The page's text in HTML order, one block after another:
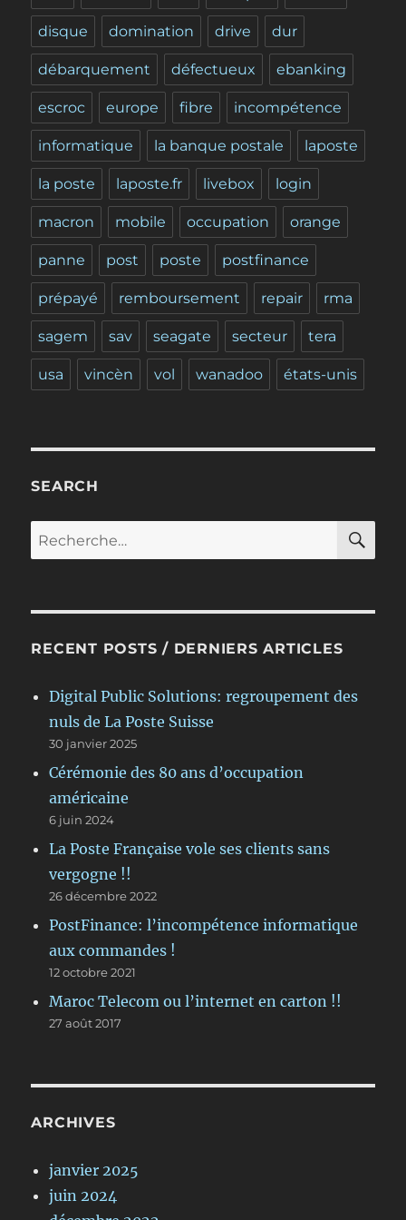
disque domination drive dur
débarquement défectueux ebanking
escroc europe fibre incompétence
informatique la banque postale laposte
la poste laposte.fr livebox login
macron mobile occupation orange
panne post poste postfinance
prépayé remboursement repair rma
sagem sav seagate secteur tera
usa vincèn vol wanadoo états-unis
SEARCH
Recherche
pour :
RECENT POSTS / DERNIERS ARTICLES
Digital Public Solutions: regroupement des
nuls de La Poste Suisse
30 janvier 2025
Cérémonie des 80 ans d’occupation
américaine
6 juin 2024
La Poste Française vole ses clients sans
vergogne !!
26 décembre 2022
PostFinance: l’incompétence informatique
aux commandes !
12 octobre 2021
Maroc Telecom ou l’internet en carton !!
27 août 2017
ARCHIVES
janvier 2025
juin 2024